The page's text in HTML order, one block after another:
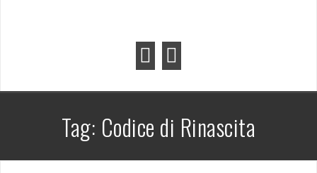
Tag: Codice di Rinascita